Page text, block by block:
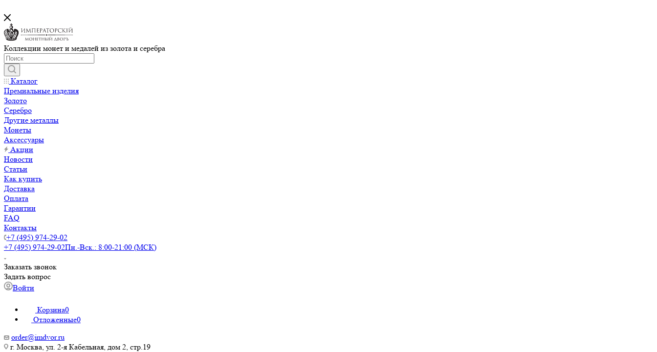
Коллекции монет и медалей из золота и серебра
Каталог
Премиальные изделия
Золото
Серебро
Другие металлы
Монеты
Аксессуары
Акции
Новости
Статьи
Как купить
Доставка
Оплата
Гарантии
FAQ
Контакты
+7 (495) 974-29-02
+7 (495) 974-29-02Пн.-Вск.: 8:00-21:00 (МСК)
Заказать звонок
Задать вопрос
Войти
Корзина0
Отложенные0
order@imdvor.ru
г. Москва, ул. 2-я Кабельная, дом 2, стр.19